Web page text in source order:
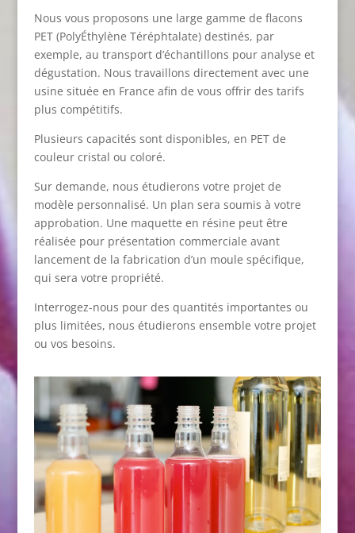
Nous vous proposons une large gamme de flacons
PET (PolyÉthylène Téréphtalate) destinés, par
exemple, au transport d’échantillons pour analyse et
dégustation. Nous travaillons directement avec une
usine située en France afin de vous offrir des tarifs
plus compétitifs.
Plusieurs capacités sont disponibles, en PET de
couleur cristal ou coloré.
Sur demande, nous étudierons votre projet de
modèle personnalisé. Un plan sera soumis à votre
approbation. Une maquette en résine peut être
réalisée pour présentation commerciale avant
lancement de la fabrication d’un moule spécifique,
qui sera votre propriété.
Interrogez-nous pour des quantités importantes ou
plus limitées, nous étudierons ensemble votre projet
ou vos besoins.